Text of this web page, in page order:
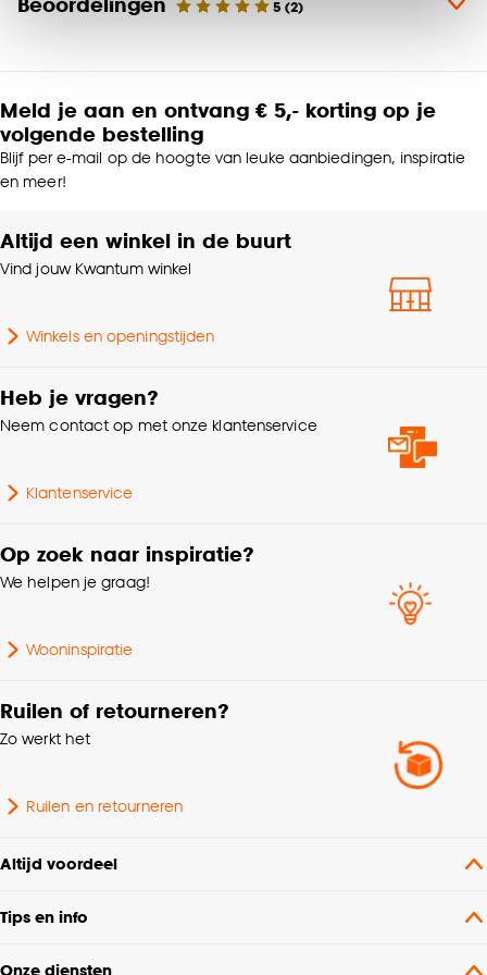
accepteren door op ‘Cookies aanpassen’ te
klikken.
Goed om te weten is dat je deze keuze altijd nog
cookieverklaring .
Kenmerken
Raamdecoratie
Kamerbrede stof, Zelfde
Zonwerend, Kan gevoerd
Krimptolerantie 0.5%
Retourplooi dubbel,
Ringgordijn, Spangordijn,
Machinewas 30º, Strijken
°, Chemisch reinigen,
Kleurtint
5 (2)
Meld je aan en ontvang € 5,- korting op je
volgende bestelling
Blijf per e-mail op de hoogte van leuke aanbiedingen, inspiratie
en meer!
Altijd een winkel in de buurt
Vind jouw Kwantum winkel
Winkels en openingstijden
Heb je vragen?
Neem contact op met onze klantenservice
Klantenservice
Op zoek naar inspiratie?
We helpen je graag!
Wooninspiratie
Ruilen of retourneren?
Zo werkt het
Ruilen en retourneren
Altijd voordeel
Tips en info
Onze diensten